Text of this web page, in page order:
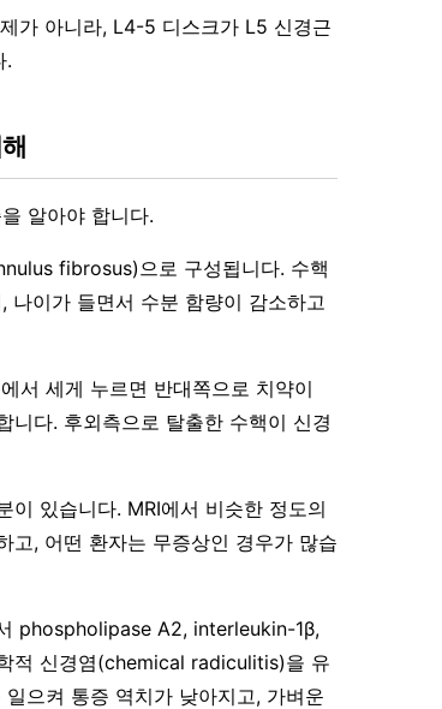
가 아니라, L4-5 디스크가 L5 신경근
.
알아야 합니다.
fibrosus)으로 구성됩니다. 수핵
이가 들면서 수분 함량이 감소하고
서 세게 누르면 반대쪽으로 치약이
다. 후외측으로 탈출한 수핵이 신경
이 있습니다. MRI에서 비슷한 정도의
고, 어떤 환자는 무증상인 경우가 많습
phospholipase A2, interleukin-1β,
적 신경염(chemical radiculitis)을 유
으켜 통증 역치가 낮아지고, 가벼운